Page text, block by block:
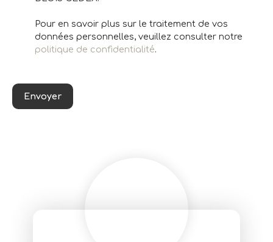
Pour en savoir plus sur le traitement de vos
données personnelles, veuillez consulter notre
politique de confidentialité.
Envoyer